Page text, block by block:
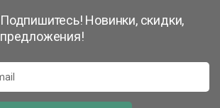
Подпишитесь! Новинки, скидки,
предложения!